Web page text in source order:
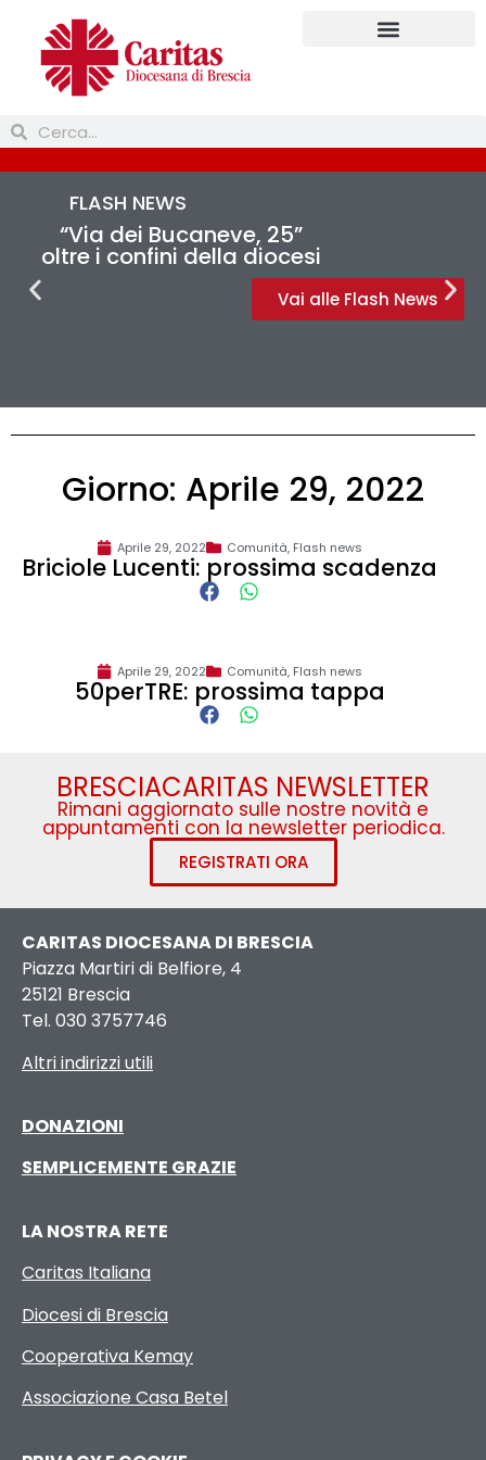
FLASH NEWS
“Via dei Bucaneve, 25”
oltre i confini della diocesi
Vai alle Flash News
Giorno: Aprile 29, 2022
Aprile 29, 2022 Comunità, Flash news
Briciole Lucenti: prossima scadenza
Aprile 29, 2022 Comunità, Flash news
50perTRE: prossima tappa
BRESCIACARITAS NEWSLETTER
Rimani aggiornato sulle nostre novità e
appuntamenti con la newsletter periodica.
REGISTRATI ORA
CARITAS DIOCESANA DI BRESCIA
Piazza Martiri di Belfiore, 4
25121 Brescia
Tel. 030 3757746
Altri indirizzi utili
DONAZIONI
SEMPLICEMENTE GRAZIE
LA NOSTRA RETE
Caritas Italiana
Diocesi di Brescia
Cooperativa Kemay
Associazione Casa Betel